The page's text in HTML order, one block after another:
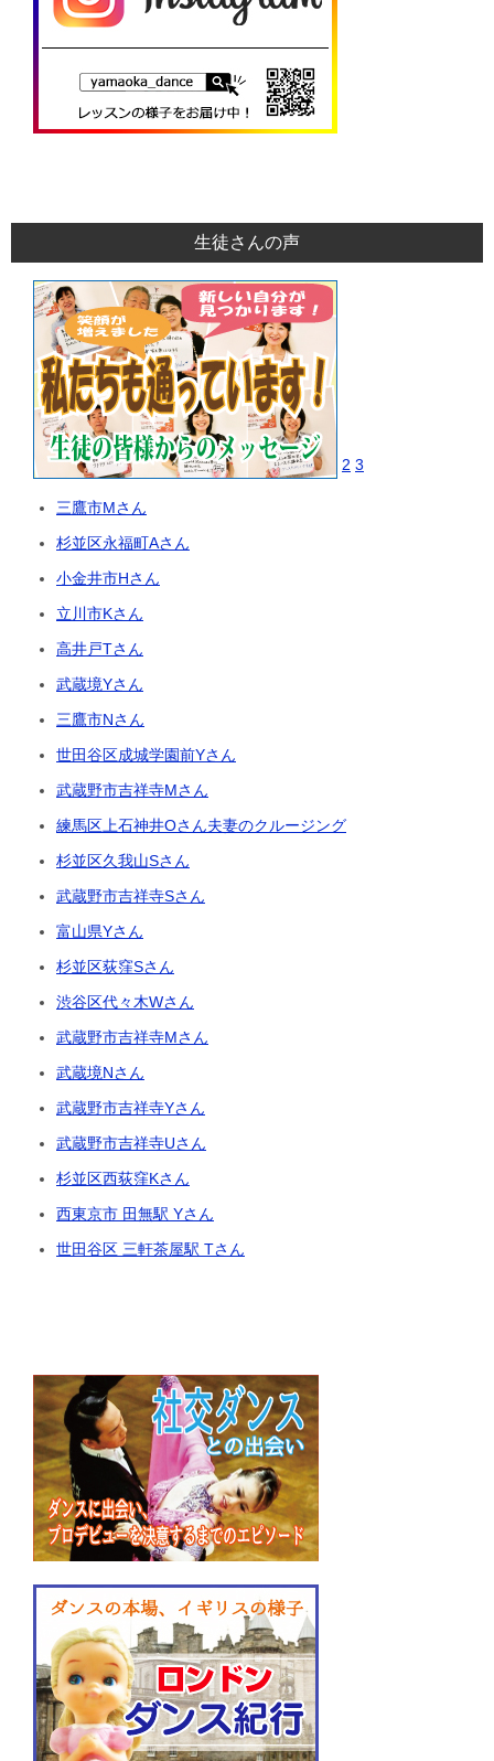
生徒さんの声
2 3
三鷹市Mさん
杉並区永福町Aさん
小金井市Hさん
立川市Kさん
高井戸Tさん
武蔵境Yさん
三鷹市Nさん
世田谷区成城学園前Yさん
武蔵野市吉祥寺Mさん
練馬区上石神井Oさん夫妻のクルージング
杉並区久我山Sさん
武蔵野市吉祥寺Sさん
富山県Yさん
杉並区荻窪Sさん
渋谷区代々木Wさん
武蔵野市吉祥寺Mさん
武蔵境Nさん
武蔵野市吉祥寺Yさん
武蔵野市吉祥寺Uさん
杉並区西荻窪Kさん
西東京市 田無駅 Yさん
世田谷区 三軒茶屋駅 Tさん